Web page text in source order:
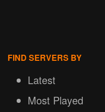
FIND SERVERS BY
Latest
Most Played